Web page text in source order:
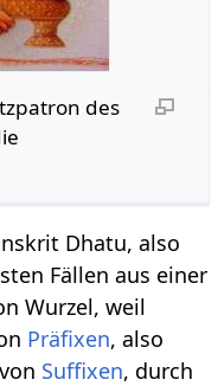
des
Dhatu, also
Fällen aus einer
Wurzel, weil
Präfixen, also
Suffixen, durch